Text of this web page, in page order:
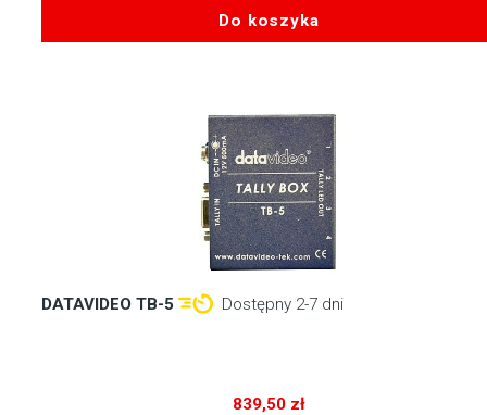
Do koszyka
DATAVIDEO TB-5 Dostępny 2-7 dni
839,50 zł